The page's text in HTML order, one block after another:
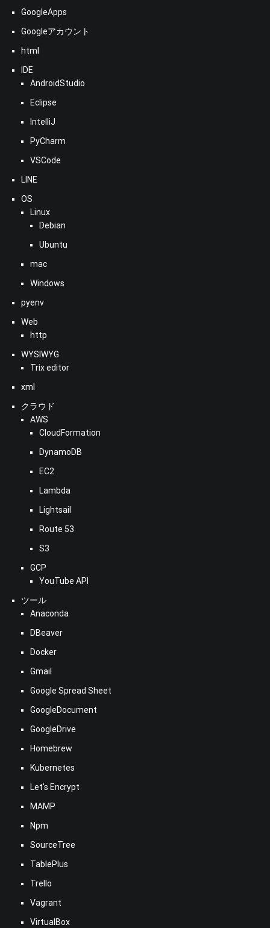
GoogleApps
Googleアカウント
html
IDE
AndroidStudio
Eclipse
IntelliJ
PyCharm
VSCode
LINE
OS
Linux
Debian
Ubuntu
mac
Windows
pyenv
Web
http
WYSIWYG
Trix editor
xml
クラウド
AWS
CloudFormation
DynamoDB
EC2
Lambda
Lightsail
Route 53
S3
GCP
YouTube API
ツール
Anaconda
DBeaver
Docker
Gmail
Google Spread Sheet
GoogleDocument
GoogleDrive
Homebrew
Kubernetes
Let's Encrypt
MAMP
Npm
SourceTree
TablePlus
Trello
Vagrant
VirtualBox